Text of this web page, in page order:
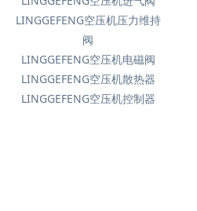
LINGGEFENG空压机压力维持
阀
LINGGEFENG空压机电磁阀
LINGGEFENG空压机散热器
LINGGEFENG空压机控制器